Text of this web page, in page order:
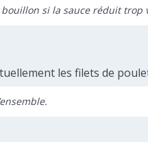
bouillon si la sauce réduit trop
les filets de